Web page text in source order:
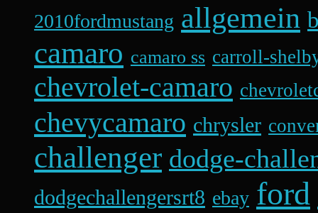
2010fordmustang allgemein
camaro camaro ss carroll-
chevrolet-camaro
chevycamaro chrysler
challenger dodge-
dodgechallengersrt8 ebay ford